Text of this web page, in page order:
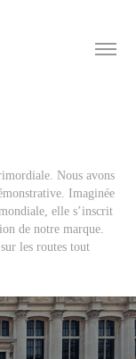
Nous avons
Imaginée
elle s’inscrit
de notre marque.
les routes tout